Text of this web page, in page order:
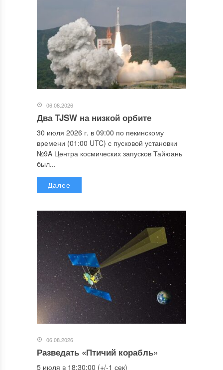
06.08.2026
Два TJSW на низкой орбите
30 июля 2026 г. в 09:00 по пекинскому
времени (01:00 UTC) с пусковой установки
№9A Центра космических запусков Тайюань
был...
Далее
06.08.2026
Разведать «Птичий корабль»
5 июля в 18:30:00 (+/-1 сек)